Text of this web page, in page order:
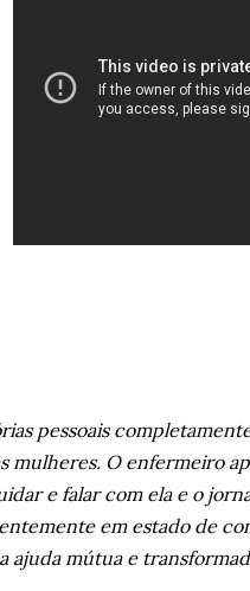
pessoais
mulheres. O enfermeiro
e falar com ela e o
em estado de
ajuda mútua e